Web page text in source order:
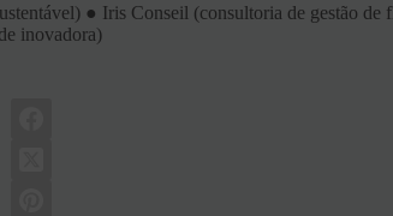
● Iris Conseil (consultoria de gestão
inovadora)